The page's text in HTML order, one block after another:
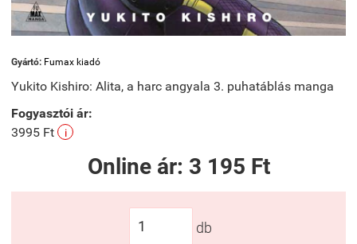
Gyártó: Fumax kiadó
Yukito Kishiro: Alita, a harc angyala 3. puhatáblás manga
Fogyasztói ár:
3995 Ft
i
Online ár: 3 195 Ft
db